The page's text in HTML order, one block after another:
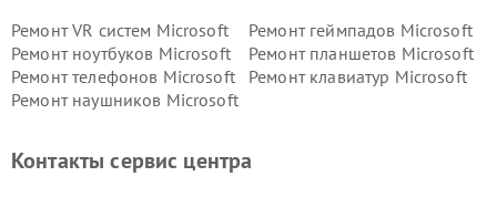
Ремонт VR систем Microsoft
Ремонт геймпадов Microsoft
Ремонт ноутбуков Microsoft
Ремонт планшетов Microsoft
Ремонт телефонов Microsoft
Ремонт клавиатур Microsoft
Ремонт наушников Microsoft
Контакты сервис центра